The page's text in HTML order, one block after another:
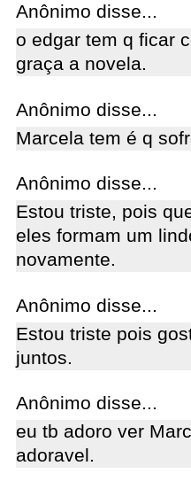
Anônimo disse...
o edgar tem q ficar
graça a novela.
Anônimo disse...
Marcela tem é q
Anônimo disse...
Estou triste, pois
eles formam um
novamente.
Anônimo disse...
Estou triste pois
juntos.
Anônimo disse...
eu tb adoro ver
adoravel.